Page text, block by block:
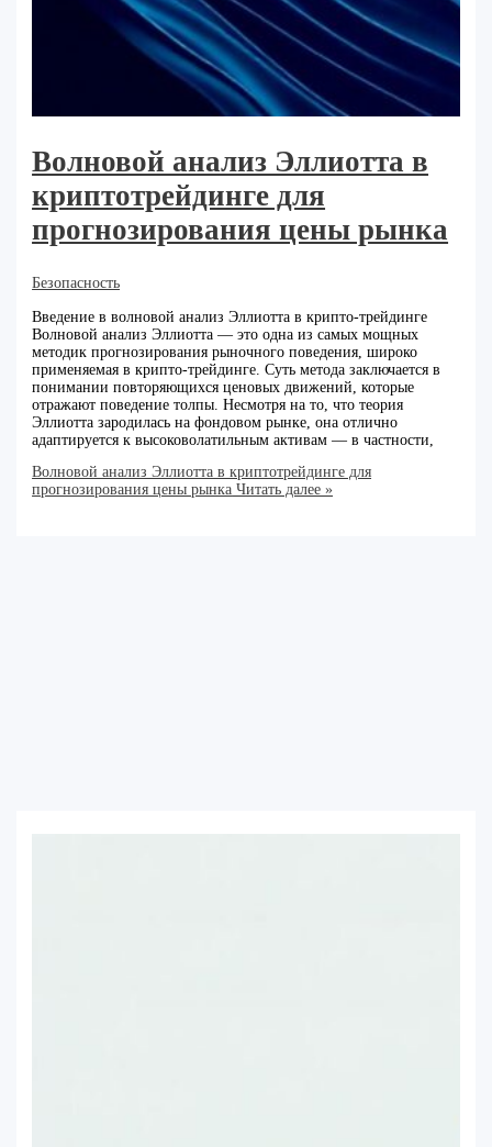
Волновой анализ Эллиотта в
криптотрейдинге для
прогнозирования цены рынка
Безопасность
Введение в волновой анализ Эллиотта в крипто-трейдинге
Волновой анализ Эллиотта — это одна из самых мощных
методик прогнозирования рыночного поведения, широко
применяемая в крипто-трейдинге. Суть метода заключается в
понимании повторяющихся ценовых движений, которые
отражают поведение толпы. Несмотря на то, что теория
Эллиотта зародилась на фондовом рынке, она отлично
адаптируется к высоковолатильным активам — в частности,
Волновой анализ Эллиотта в криптотрейдинге для
прогнозирования цены рынка Читать далее »